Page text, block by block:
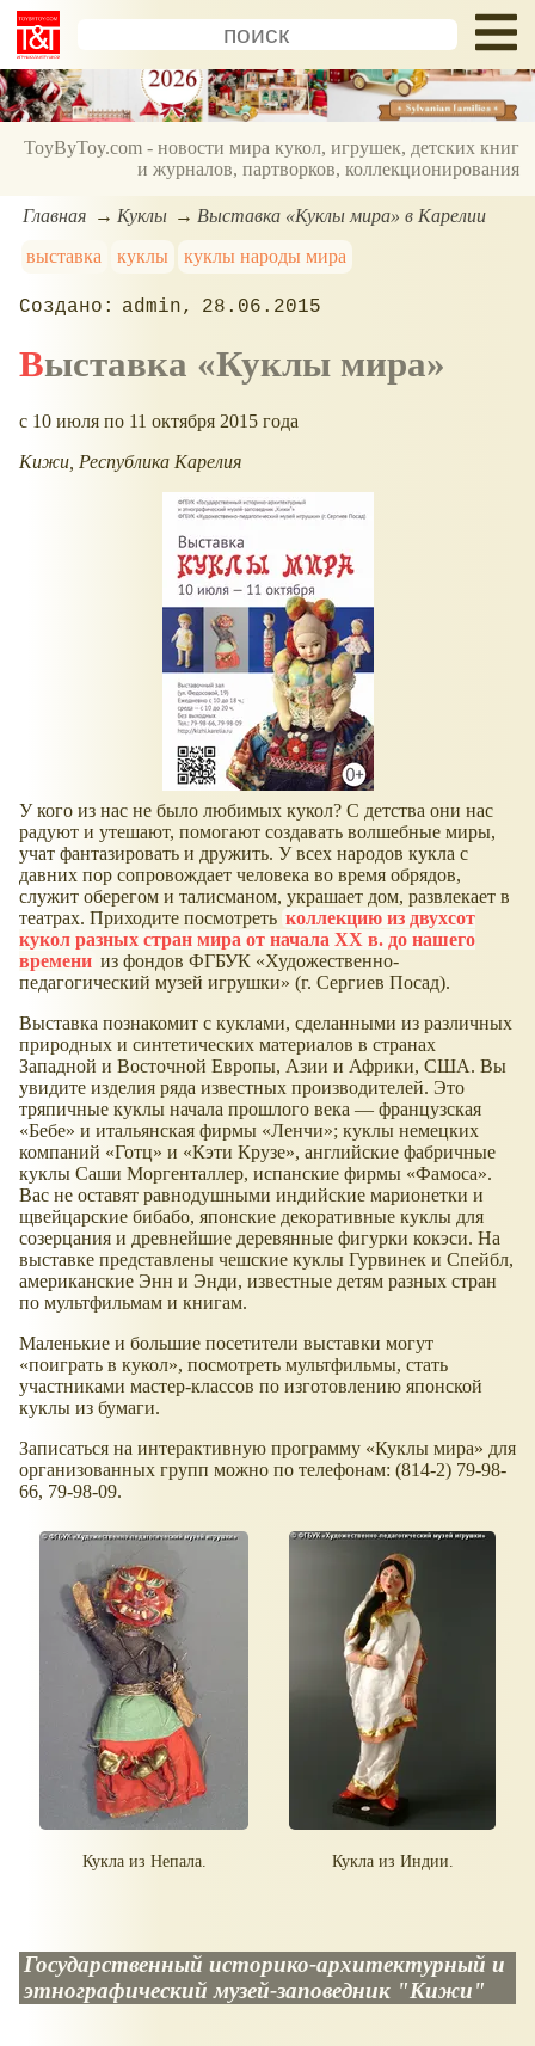
ToyByToy.com - новости мира кукол, игрушек, детских книг
и журналов, партворков, коллекционирования
Главная Куклы
Выставка «Куклы мира» в Карелии
выставка
куклы куклы народы мира
admin 28.06.2015
Выставка «Куклы мира»
c 10 июля по 11 октября 2015 года
Кижи, Республика Карелия
У кого из нас не было любимых кукол? С детства они нас
радуют и утешают, помогают создавать волшебные миры,
учат фантазировать и дружить. У всех народов кукла с
давних пор сопровождает человека во время обрядов,
служит оберегом и талисманом, украшает дом, развлекает в
театрах. Приходите посмотреть коллекцию из двухсот
кукол разных стран мира от начала XX в. до нашего
времени из фондов ФГБУК «Художественно-
педагогический музей игрушки» (г. Сергиев Посад).
Выставка познакомит с куклами, сделанными из различных
природных и синтетических материалов в странах
Западной и Восточной Европы, Азии и Африки, США. Вы
увидите изделия ряда известных производителей. Это
тряпичные куклы начала прошлого века — французская
«Бебе» и итальянская фирмы «Ленчи»; куклы немецких
компаний «Готц» и «Кэти Крузе», английские фабричные
куклы Саши Моргенталлер, испанские фирмы «Фамоса».
Вас не оставят равнодушными индийские марионетки и
щвейцарские бибабо, японские декоративные куклы для
созерцания и древнейшие деревянные фигурки кокэси. На
выставке представлены чешские куклы Гурвинек и Спейбл,
американские Энн и Энди, известные детям разных стран
по мультфильмам и книгам.
Маленькие и большие посетители выставки могут
«поиграть в кукол», посмотреть мультфильмы, стать
участниками мастер-классов по изготовлению японской
куклы из бумаги.
Записаться на интерактивную программу «Куклы мира» для
организованных групп можно по телефонам: (814-2) 79-98-
66, 79-98-09.
Кукла из Непала. Кукла из Индии.
Государственный историко-архитектурный и
этнографический музей-заповедник "Кижи"